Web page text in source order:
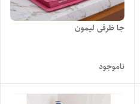
جا ظرفی لیمون
ناموجود